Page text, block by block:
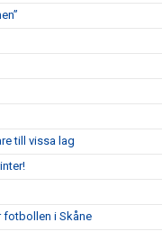
till vissa lag
fotbollen i Skåne